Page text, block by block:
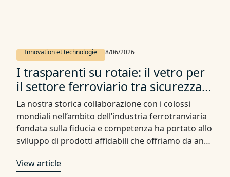
Innovation et technologie 8/06/2026
I trasparenti su rotaie: il vetro per
il settore ferroviario tra sicurezza,
innovazione e affidabilità
La nostra storica collaborazione con i colossi
mondiali nell’ambito dell’industria ferrotranviaria
fondata sulla fiducia e competenza ha portato allo
sviluppo di prodotti affidabili che offriamo da anni.
trovano nei nostri vetri durevoli e di alta qualità,
View article